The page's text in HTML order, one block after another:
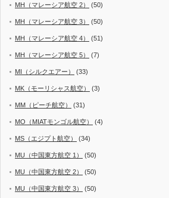
MH（マレーシア航空 2） (50)
MH（マレーシア航空 3） (50)
MH（マレーシア航空 4） (51)
MH（マレーシア航空 5） (7)
MI（シルクエアー） (33)
MK（モーリシャス航空） (3)
MM（ピーチ航空） (31)
MO（MIATモンゴル航空） (4)
MS（エジプト航空） (34)
MU（中国東方航空 1） (50)
MU（中国東方航空 2） (50)
MU（中国東方航空 3） (50)